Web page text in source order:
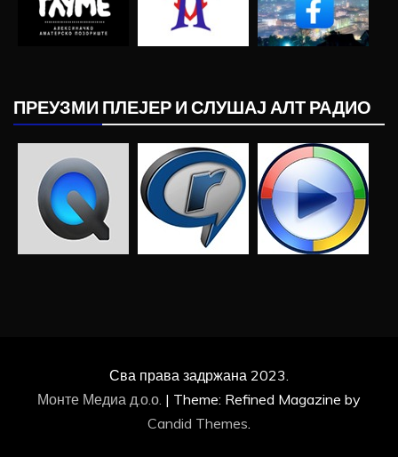
ПРЕУЗМИ ПЛЕЈЕР И СЛУШАЈ АЛТ РАДИО
Сва права задржана 2023.
Монте Медиа д.о.о. | Theme: Refined Magazine by
Candid Themes.